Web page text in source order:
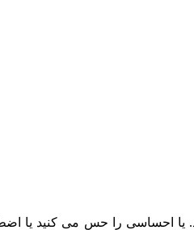
یا احساسی را حس می کنید یا